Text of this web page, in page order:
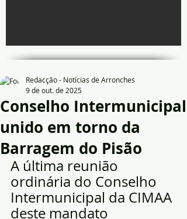
Conselho Intermunicipal
unido em torno da
Barragem do Pisão
Redacção - Notícias de Arronches
9 de out. de 2025
A última reunião
ordinária do Conselho
Intermunicipal da CIMAA
deste mandato